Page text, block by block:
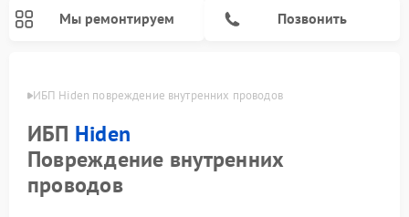
Мы ремонтируем Позвонить
ИБП Hiden повреждение внутренних проводов
ИБП Hiden
Повреждение внутренних
проводов